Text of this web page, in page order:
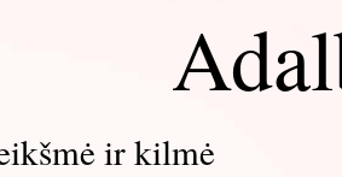
ir kilmė